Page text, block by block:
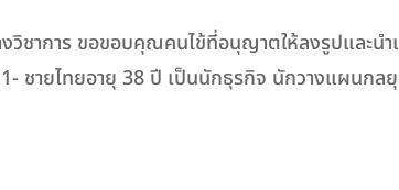
ชาการ ขอขอบคุณคนไข้ที่อนุญาตให้ลงรูปและนำ
ชายไทยอายุ 38 ปี เป็นนักธุรกิจ นักวางแผนกล